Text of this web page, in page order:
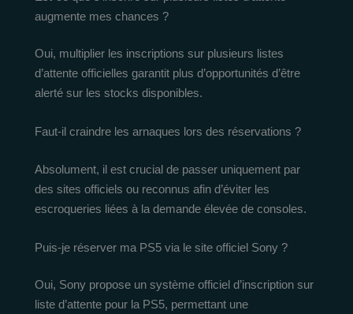
augmente mes chances ?
Oui, multiplier les inscriptions sur plusieurs listes
d’attente officielles garantit plus d’opportunités d’être
alerté sur les stocks disponibles.
Faut-il craindre les arnaques lors des réservations ?
Absolument, il est crucial de passer uniquement par
des sites officiels ou reconnus afin d’éviter les
escroqueries liées à la demande élevée de consoles.
Puis-je réserver ma PS5 via le site officiel Sony ?
Oui, Sony propose un système officiel d’inscription sur
liste d’attente pour la PS5, permettant une